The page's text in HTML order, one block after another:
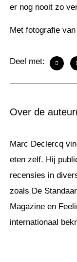
er nog nooit zo
Met fotografie
Deel met:
Over de
Marc Declercq
eten zelf. Hij
recensies in
zoals De
Magazine en
internationaal